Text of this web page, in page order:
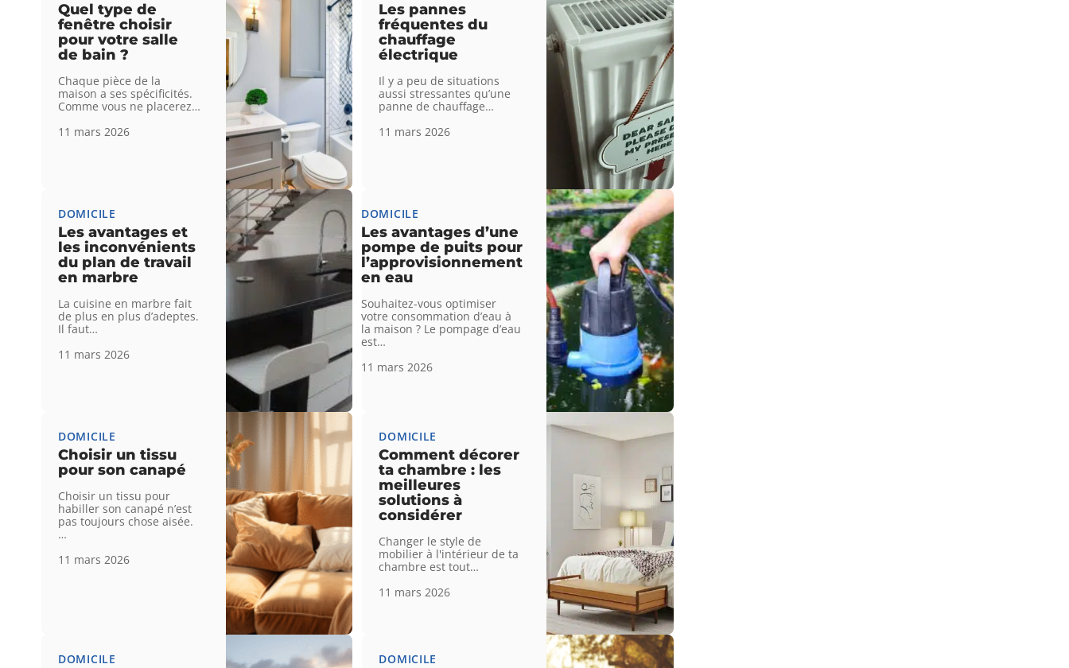
Quel type de
fenêtre choisir
pour votre salle
de bain ?
Chaque pièce de la
maison a ses spécificités.
Comme vous ne placerez…
11 mars 2026
Les pannes
fréquentes du
chauffage
électrique
Il y a peu de situations
aussi stressantes qu’une
panne de chauffage…
11 mars 2026
DOMICILE
Les avantages et
les inconvénients
du plan de travail
en marbre
La cuisine en marbre fait
de plus en plus d’adeptes.
Il faut…
11 mars 2026
DOMICILE
Les avantages d’une
pompe de puits pour
l’approvisionnement
en eau
Souhaitez-vous optimiser
votre consommation d’eau à
la maison ? Le pompage d’eau
est…
11 mars 2026
DOMICILE
Choisir un tissu
pour son canapé
Choisir un tissu pour
habiller son canapé n’est
pas toujours chose aisée.
…
11 mars 2026
DOMICILE
Comment décorer
ta chambre : les
meilleures
solutions à
considérer
Changer le style de
mobilier à l'intérieur de ta
chambre est tout…
11 mars 2026
DOMICILE DOMICILE